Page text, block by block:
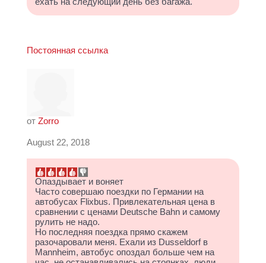
ехать на следующий день без багажа.
Постоянная ссылка
от Zorro
August 22, 2018
Опаздывает и воняет
Часто совершаю поездки по Германии на
автобусах Flixbus. Привлекательная цена в
сравнении с ценами Deutsche Bahn и самому
рулить не надо.
Но последняя поездка прямо скажем
разочаровали меня. Ехали из Dusseldorf в
Mannheim, автобус опоздал больше чем на